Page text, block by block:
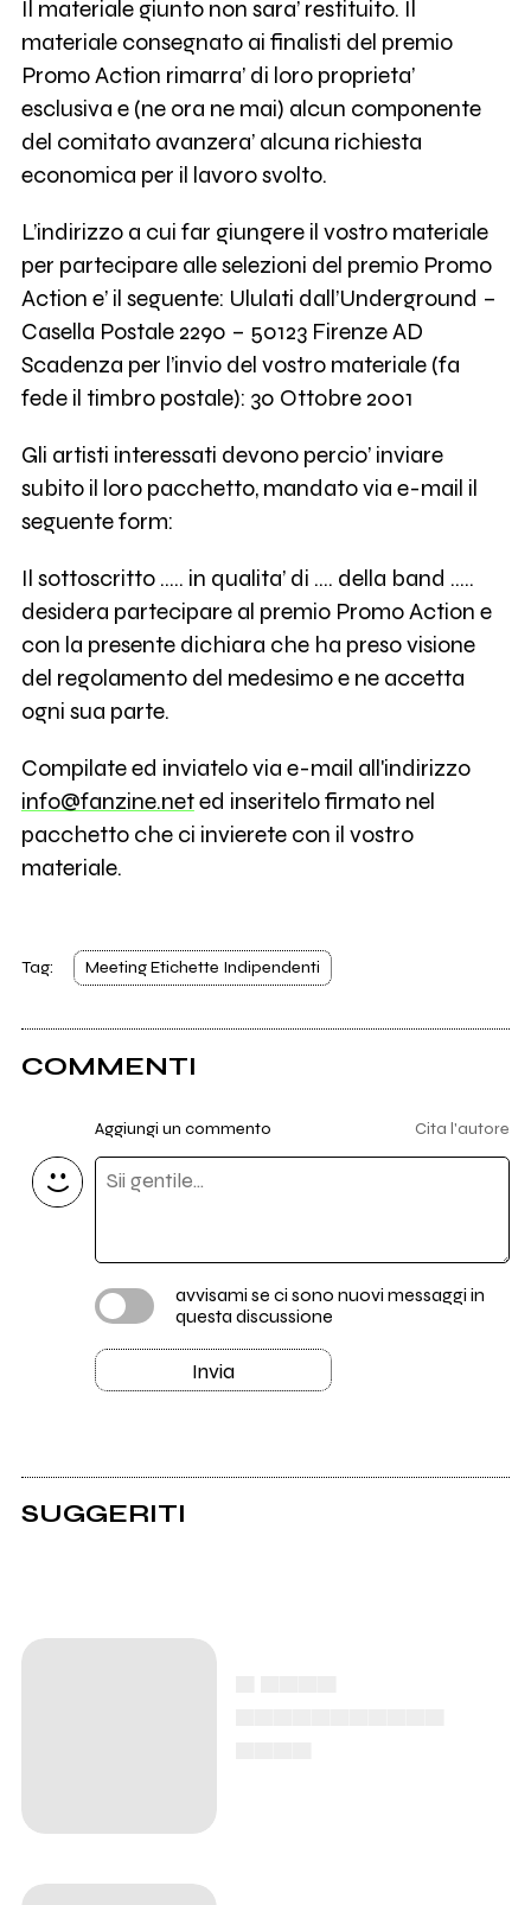
Il materiale giunto non sara’ restituito. Il
materiale consegnato ai finalisti del premio
Promo Action rimarra’ di loro proprieta’
esclusiva e (ne ora ne mai) alcun componente
del comitato avanzera’ alcuna richiesta
economica per il lavoro svolto.
L’indirizzo a cui far giungere il vostro materiale
per partecipare alle selezioni del premio Promo
Action e’ il seguente: Ululati dall’Underground –
Casella Postale 2290 – 50123 Firenze AD
Scadenza per l’invio del vostro materiale (fa
fede il timbro postale): 30 Ottobre 2001
Gli artisti interessati devono percio’ inviare
subito il loro pacchetto, mandato via e-mail il
seguente form:
Il sottoscritto ….. in qualita’ di …. della band …..
desidera partecipare al premio Promo Action e
con la presente dichiara che ha preso visione
del regolamento del medesimo e ne accetta
ogni sua parte.
Compilate ed inviatelo via e-mail all'indirizzo
info@fanzine.neted inseritelo firmato nel
pacchetto che ci invierete con il vostro
materiale.
Tag: Meeting Etichette Indipendenti
COMMENTI
Aggiungi un commento Cita l'autore
avvisami se ci sono nuovi messaggi in
questa discussione
Invia
SUGGERITI